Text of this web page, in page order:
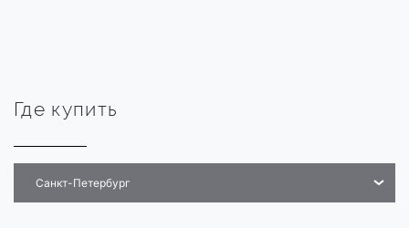
Где купить
Санкт-Петербург